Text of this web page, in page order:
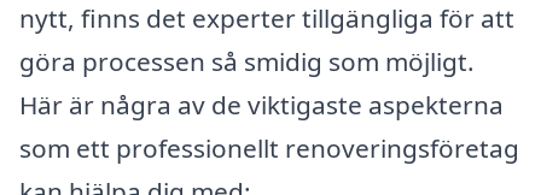
nytt, finns det experter tillgängliga för att
göra processen så smidig som möjligt.
Här är några av de viktigaste aspekterna
som ett professionellt renoveringsföretag